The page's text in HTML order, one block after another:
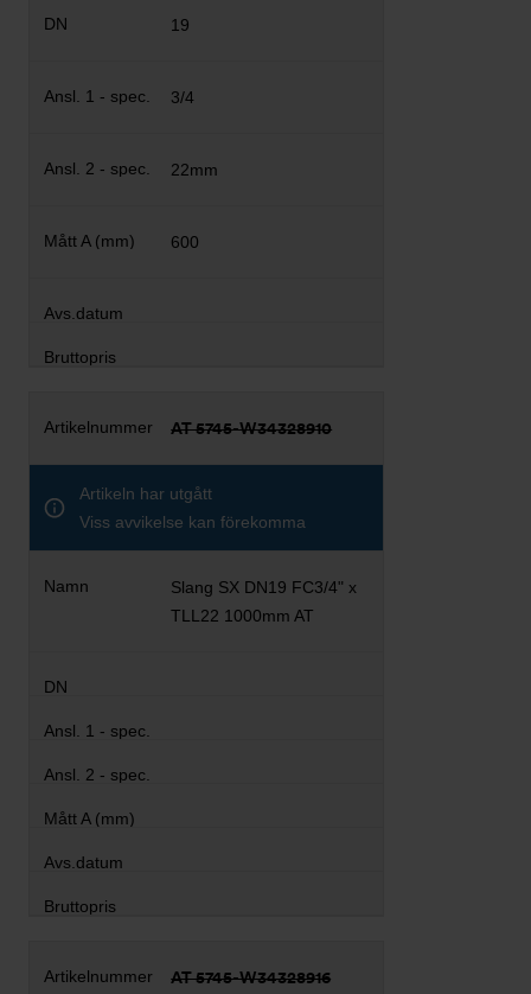
19
3/4
22mm
600
AT 5745-W34328910
Artikeln har utgått
Viss avvikelse kan förekomma
Slang SX DN19 FC3/4" x
TLL22 1000mm AT
AT 5745-W34328916